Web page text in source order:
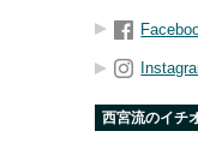
西宮流のイチ